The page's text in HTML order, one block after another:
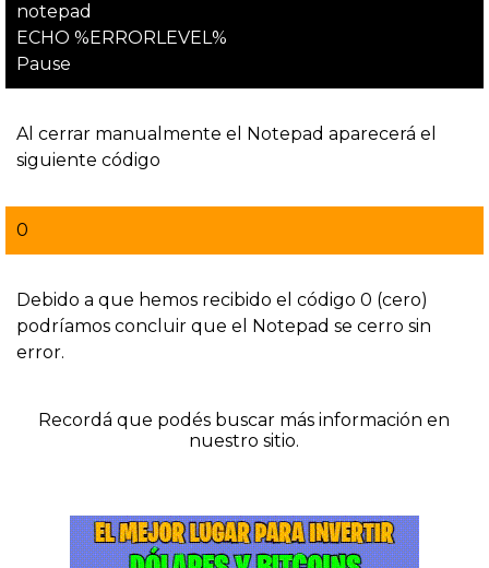
notepad
ECHO %ERRORLEVEL%
Pause
Al cerrar manualmente el Notepad aparecerá el
siguiente código
0
Debido a que hemos recibido el código 0 (cero)
podríamos concluir que el Notepad se cerro sin
error.
Recordá que podés buscar más información en
nuestro sitio.